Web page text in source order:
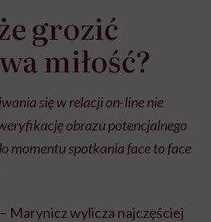
grozić
miłość?
się w relacji on-line nie
obrazu potencjalnego
momentu spotkania face to face
Marynicz wylicza najczęściej